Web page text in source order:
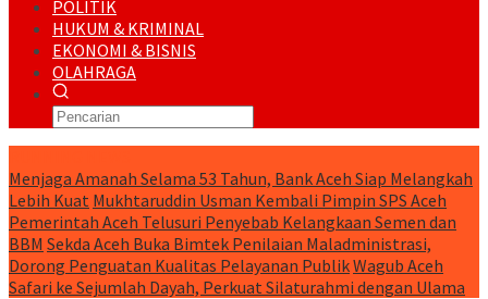
POLITIK
HUKUM & KRIMINAL
EKONOMI & BISNIS
OLAHRAGA
Menjaga Amanah Selama 53 Tahun, Bank Aceh Siap Melangkah
Lebih Kuat Mukhtaruddin Usman Kembali Pimpin SPS Aceh
Pemerintah Aceh Telusuri Penyebab Kelangkaan Semen dan
BBM Sekda Aceh Buka Bimtek Penilaian Maladministrasi,
Dorong Penguatan Kualitas Pelayanan PublikWagub Aceh
Safari ke Sejumlah Dayah, Perkuat Silaturahmi dengan Ulama